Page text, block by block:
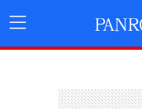
Menu
Principal